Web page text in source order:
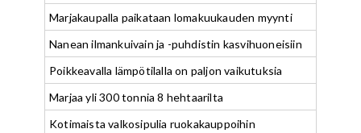
Marjakaupalla paikataan lomakuukauden myynti
Nanean ilmankuivain ja -puhdistin kasvihuoneisiin
Poikkeavalla lämpötilalla on paljon vaikutuksia
Marjaa yli 300 tonnia 8 hehtaarilta
Kotimaista valkosipulia ruokakauppoihin